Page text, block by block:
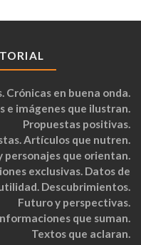
Crónicas en buena onda.
e imágenes que ilustran.
Propuestas positivas.
Artículos que nutren.
personajes que orientan.
exclusivas. Datos de
Descubrimientos.
Futuro y perspectivas.
que suman.
Textos que aclaran.